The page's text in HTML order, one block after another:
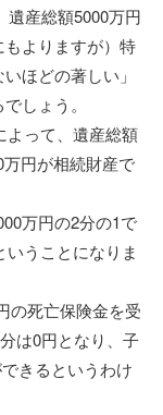
産総額5000万円
よりますが）特
ほどの著しい」
しょう。
って、遺産総額
円が相続財産で
万円の2分の1で
うことになりま
の死亡保険金を受
は0円となり、子
きるというわけ